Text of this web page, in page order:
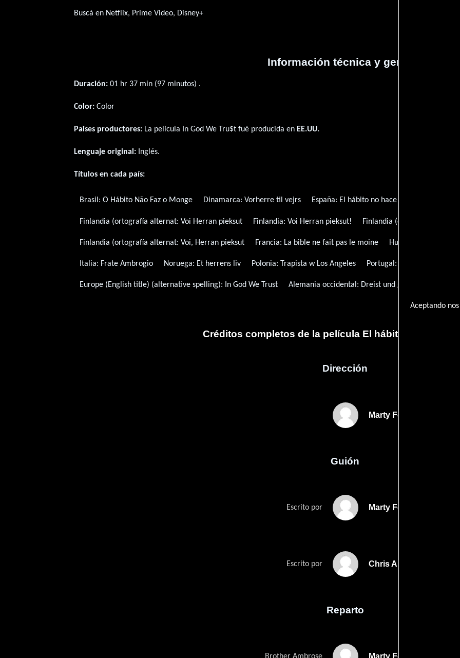
Aceptando
Buscá en Netflix, Prime Video, Disney+
Información técnica y general
Duración: 01 hr 37 min (97 minutos) .
Color: Color
Paises productores: La película In God We Tru$t fué producida en EE.UU.
Lenguaje original: Inglés.
Títulos en cada país:
Brasil: O Hábito Não Faz o Monge Dinamarca:Vorherre til vejrs España: El hábito no hace al monje
Finlandia (ortografía alternat: Voi Herran pieksut Finlandia:Voi Herran pieksut! Finlandia (ortografía alternat:
Finlandia (ortografía alternat: Voi, Herran pieksut Francia: La bible ne fait pas le moine Hungría:
Italia: Frate Ambrogio Noruega: Et herrens liv Polonia: Trapista w Los Angeles Portugal:
Europe (English title) (alternative spelling): In God We Trust Alemania occidental: Dreist und gottesfürchtig
Créditos completos de la película El hábito no hace al
Dirección
Marty Feldman
Guión
Escrito por Marty Feldmans
Escrito por Chris Allens
Reparto